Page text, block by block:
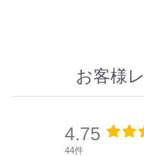
お客様
4.75
44件